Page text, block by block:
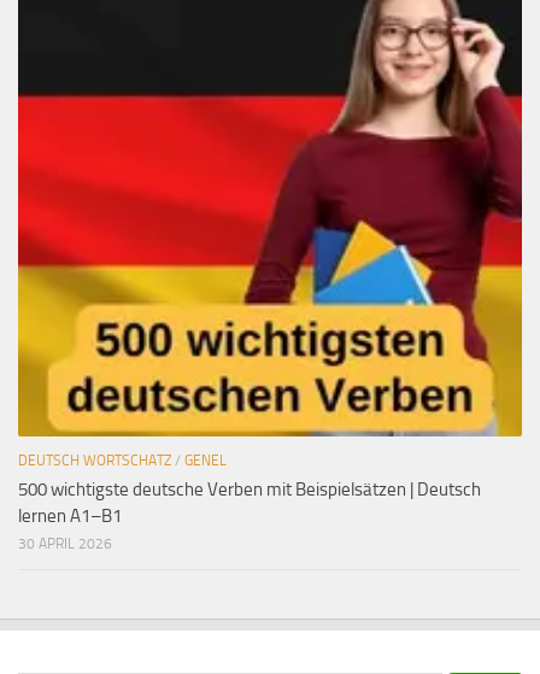
DEUTSCH WORTSCHATZ / GENEL
500 wichtigste deutsche Verben mit Beispielsätzen | Deutsch
lernen A1–B1
30 APRIL 2026